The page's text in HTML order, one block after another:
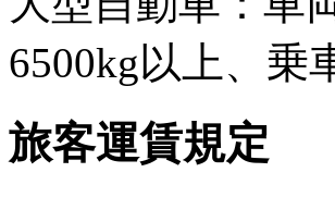
6500kg以上、乗
旅客運賃規定